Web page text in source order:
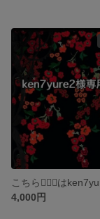
4,000円